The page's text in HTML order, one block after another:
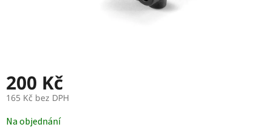
200 Kč
165 Kč bez DPH
cena:
Na objednání